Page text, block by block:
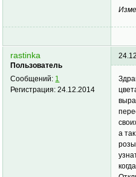
rastinka
Пользователь
Сообщений: 1
Регистрация:24.12.2014
а